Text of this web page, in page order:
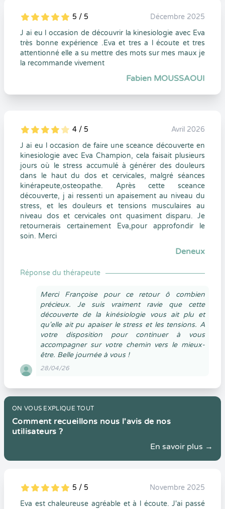
5
1
5
0 5 / 5
Décembre 2025
J ai eu l occasion de découvrir la kinesiologie avec Eva
très bonne expérience .Eva et tres a l écoute et tres
attentionné elle a su mettre des mots sur mes maux je
la recommande vivement
Fabien MOUSSAOUI
5
1
4
0 4 / 5
Avril 2026
J ai eu l occasion de faire une sceance découverte en
kinesiologie avec Eva Champion, cela faisait plusieurs
jours où le stress accumulé à générer des douleurs
dans le haut du dos et cervicales, malgré séances
kinérapeute,osteopathe. Après cette sceance
découverte, j ai ressenti un apaisement au niveau du
stress, et les douleurs et tensions musculaires au
niveau dos et cervicales ont quasiment disparu. Je
retournerais certainement Eva,pour approfondir le
soin. Merci
Deneux
Réponse du thérapeute
Merci Françoise pour ce retour ô combien
précieux. Je suis vraiment ravie que cette
découverte de la kinésiologie vous ait plu et
qu'elle ait pu apaiser le stress et les tensions. A
votre disposition pour continuer à vous
accompagner sur votre chemin vers le mieux-
être. Belle journée à vous !
28/04/26
ON VOUS EXPLIQUE TOUT
Comment recueillons nous l'avis de nos
utilisateurs ?
En savoir plus →
5
1
5
0 5 / 5
Novembre 2025
Eva est chaleureuse agréable et à l écoute. J'ai passé